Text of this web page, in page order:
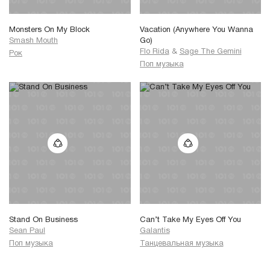
Monsters On My Block
Smash Mouth
Рок
Vacation (Anywhere You Wanna
Go)
Flo Rida & Sage The Gemini
Поп музыка
Stand On Business
Sean Paul
Поп музыка
Can’t Take My Eyes Off You
Galantis
Танцевальная музыка